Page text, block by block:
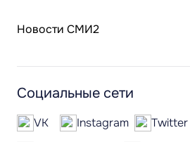
Новости СМИ2
Социальные сети
VK Instagram Twitter